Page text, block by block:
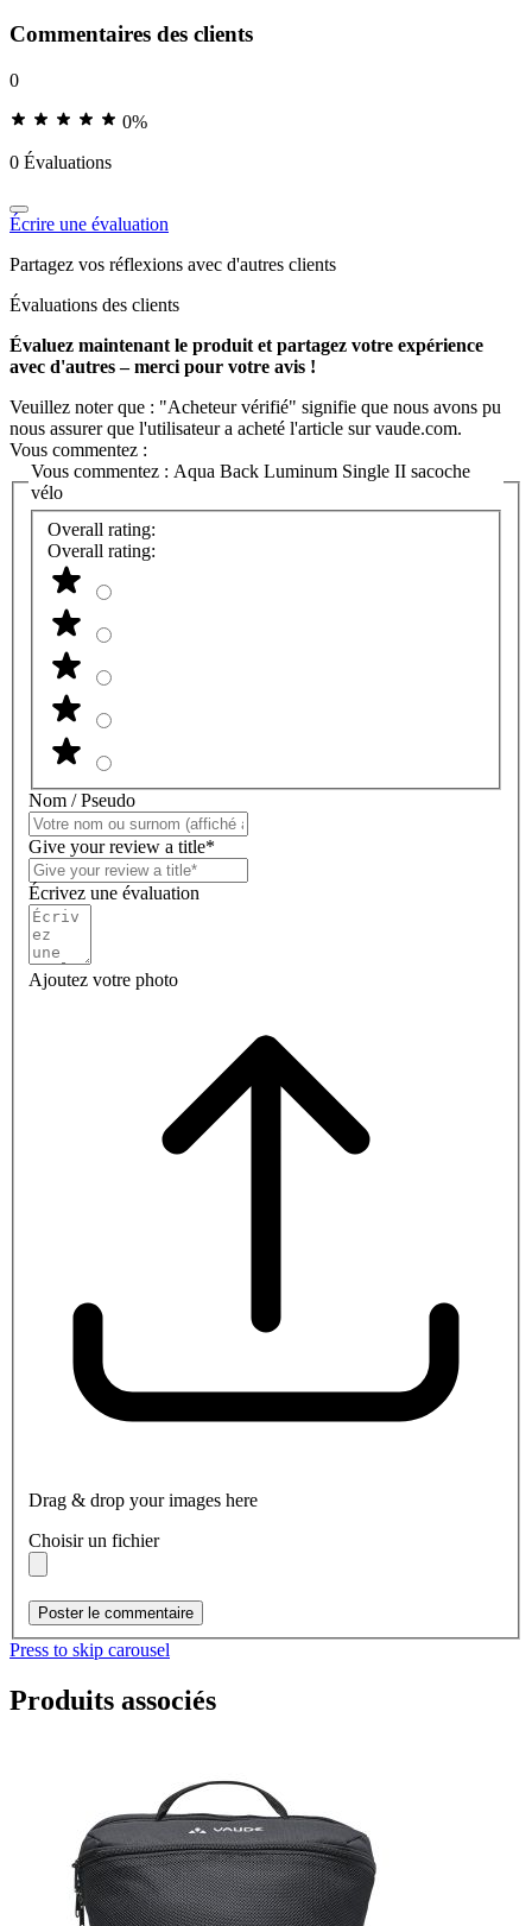
Commentaires des clients
0
0%
0 Évaluations
Écrire une évaluation
Partagez vos réflexions avec d'autres clients
Évaluations des clients
Évaluez maintenant le produit et partagez votre expérience
avec d'autres – merci pour votre avis !
Veuillez noter que : "Acheteur vérifié" signifie que nous avons pu
nous assurer que l'utilisateur a acheté l'article sur vaude.com.
Vous commentez :
Vous commentez : Aqua Back Luminum Single II sacoche
vélo
Overall rating:
Overall rating:
Nom / Pseudo
Give your review a title*
Écrivez une évaluation
Ajoutez votre photo
Drag & drop your images here
Choisir un fichier
Poster le commentaire
Press to skip carousel
Produits associés